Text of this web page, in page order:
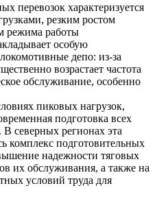
перевозок характеризуется
резким ростом
режима работы
особую
депо: из-за
возрастает частота
обслуживание, особенно
пиковых нагрузок,
подготовка всех
В северных регионах эта
комплекс подготовительных
надежности тяговых
их обслуживания, а также на
условий труда для